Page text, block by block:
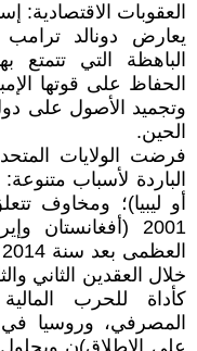
العقوبات الاقتصادية:
يعارض دونالد ترامب
الباهظة التي تتمتع
الحفاظ على قوتها
وتجميد الأصول على
الحين.
فرضت الولايات
الباردة لأسباب
أو ليبيا)؛ ومخاوف
2001
خلال العقدين الثاني
كأداة للحرب
المصرفي، وروسيا